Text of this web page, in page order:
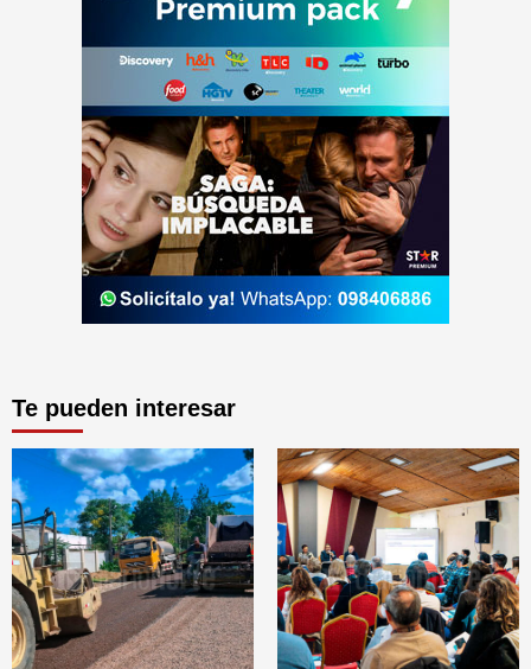
Te pueden interesar